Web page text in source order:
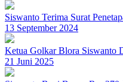
Siswanto Terima Surat
13 September 2024
Ketua Golkar Blora Siswanto
21 Juni 2025